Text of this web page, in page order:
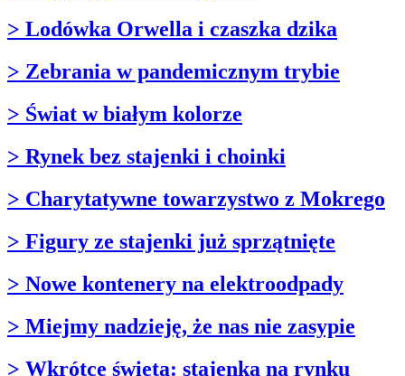
> Lodówka Orwella i czaszka dzika
> Zebrania w pandemicznym trybie
> Świat w białym kolorze
> Rynek bez stajenki i choinki
> Charytatywne towarzystwo z Mokrego
> Figury ze stajenki już sprzątnięte
> Nowe kontenery na elektroodpady
> Miejmy nadzieję, że nas nie zasypie
> Wkrótce święta: stajenka na rynku